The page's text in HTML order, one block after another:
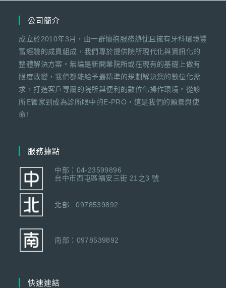
公司簡介
成立於2010年3月，由一群懷抱服務熱忱且擁有牙科環境豐
富經驗的成員組成，我們專於提供院所現代化與資訊化的
整體解決方案。無論是新開業院所或在現有的基礎上做有
限度改變，我們都能給予最精準的規劃解決您的數位化需
求，打造客戶專屬的院所與便利的數位化操作環境。從診
所E管家到成為診所眼中的E-PRO，這是我們的願景與使
命!
服務據點
中部：04-23599896
台中市西屯區福安三街 21之3 號
北部 : 0978539892
南部：0978539892
快速連結